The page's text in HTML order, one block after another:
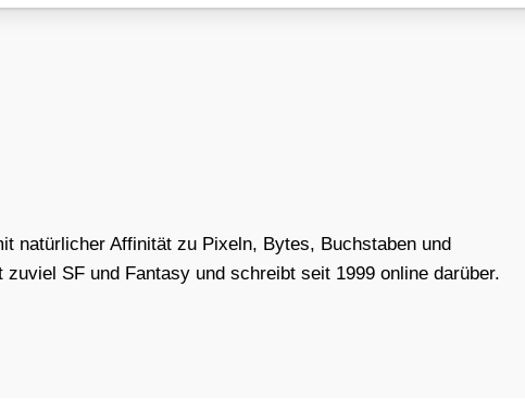
natürlicher Affinität zu Pixeln, Bytes, Buchstaben und
zuviel SF und Fantasy und schreibt seit 1999 online darüber.